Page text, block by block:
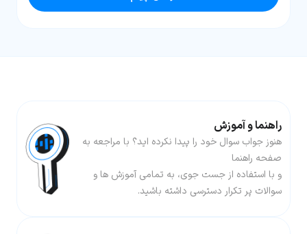
راهنما و آموزش
هنوز جواب سوال خود را پیدا نکرده اید؟ با مراجعه به
صفحه راهنما
و با استفاده از جست جوی، به تمامی آموزش ها و
سوالات پر تکرار دسترسی داشته باشید.